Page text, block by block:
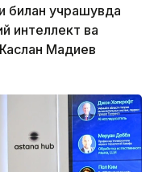
билан учрашувда
интеллект ва
Мадиев